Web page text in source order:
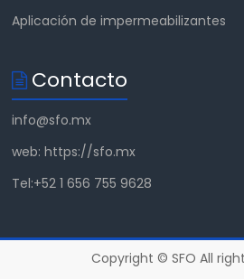
Aplicación de impermeabilizantes
Contacto
info@sfo.mx
web: https://sfo.mx
Tel:+52 1 656 755 9628
Copyright © SFO All